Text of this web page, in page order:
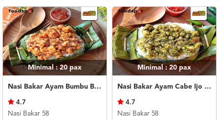
Minimal : 20 pax
Nasi Bakar Ayam Bumbu Bali + Kerupuk
4.7
Nasi Bakar 58
Minimal : 20pax
Nasi Bakar Ayam Cabe Ijo + Kerupuk
4.7
Nasi Bakar 58